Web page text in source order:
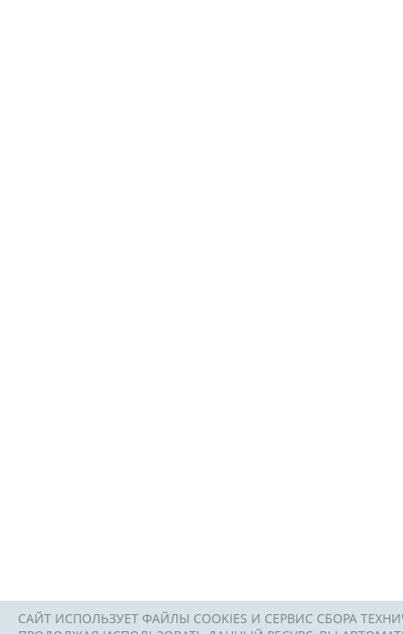
САЙТ ИСПОЛЬЗУЕТ ФАЙЛЫ COOKIES И СЕРВИС СБОРА